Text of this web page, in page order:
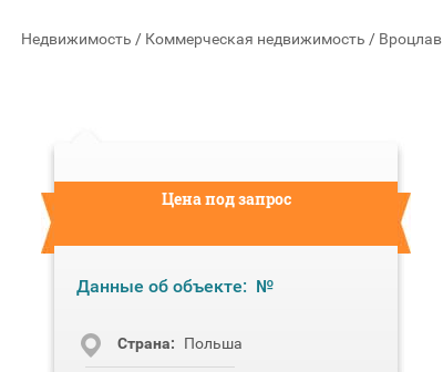
Недвижимость / Коммерческая недвижимость / Вроцлав
Цена под запрос
Данные об объекте: №
Cтрана: Польша